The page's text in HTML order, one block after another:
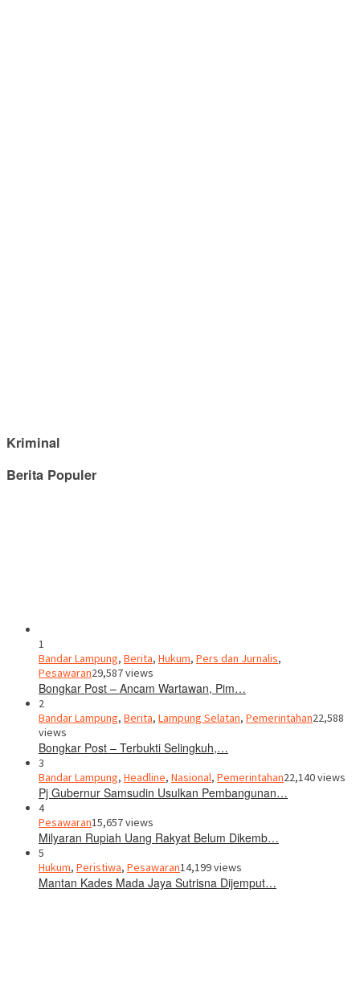
Kriminal
Berita Populer
1
Bandar Lampung, Berita, Hukum, Pers dan Jurnalis,
Pesawaran29,587 views
Bongkar Post – Ancam Wartawan, Pim…
2
Bandar Lampung, Berita, Lampung Selatan, Pemerintahan22,588
views
Bongkar Post – Terbukti Selingkuh,…
3
Bandar Lampung, Headline, Nasional, Pemerintahan22,140 views
Pj Gubernur Samsudin Usulkan Pembangunan…
4
Pesawaran15,657 views
Milyaran Rupiah Uang Rakyat Belum Dikemb…
5
Hukum, Peristiwa, Pesawaran14,199 views
Mantan Kades Mada Jaya Sutrisna Dijemput…